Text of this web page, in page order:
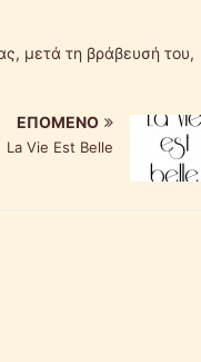
μετά τη βράβευσή του,
ΕΠΌΜΕΝΟ
La Vie Est Belle